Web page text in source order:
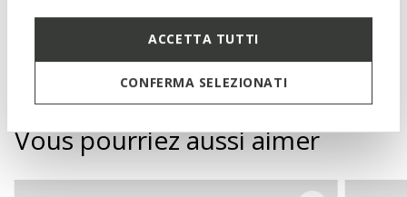
ACCETTA TUTTI
CONFERMA SELEZIONATI
Vous pourriez aussi aimer